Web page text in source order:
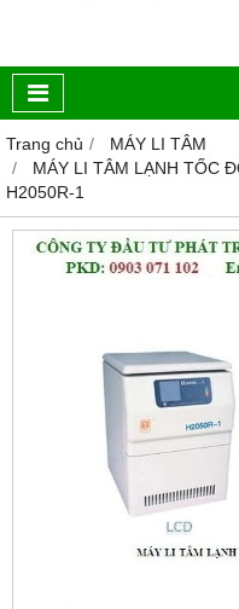
Trang chủ
MÁY LI TÂM
MÁY LI TÂM LẠNH TỐC
H2050R-1